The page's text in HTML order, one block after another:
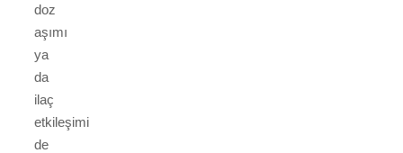
doz
aşımı
ya
da
ilaç
etkileşimi
de